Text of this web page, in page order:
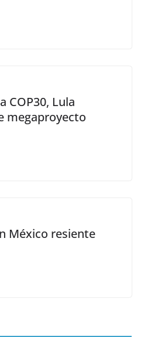
COP30, Lula
megaproyecto
México resiente